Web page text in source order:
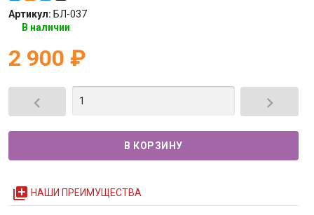
Артикул: БЛ-037
В наличии
2 900 ₽
 
queue НАШИ ПРЕИМУЩЕСТВА